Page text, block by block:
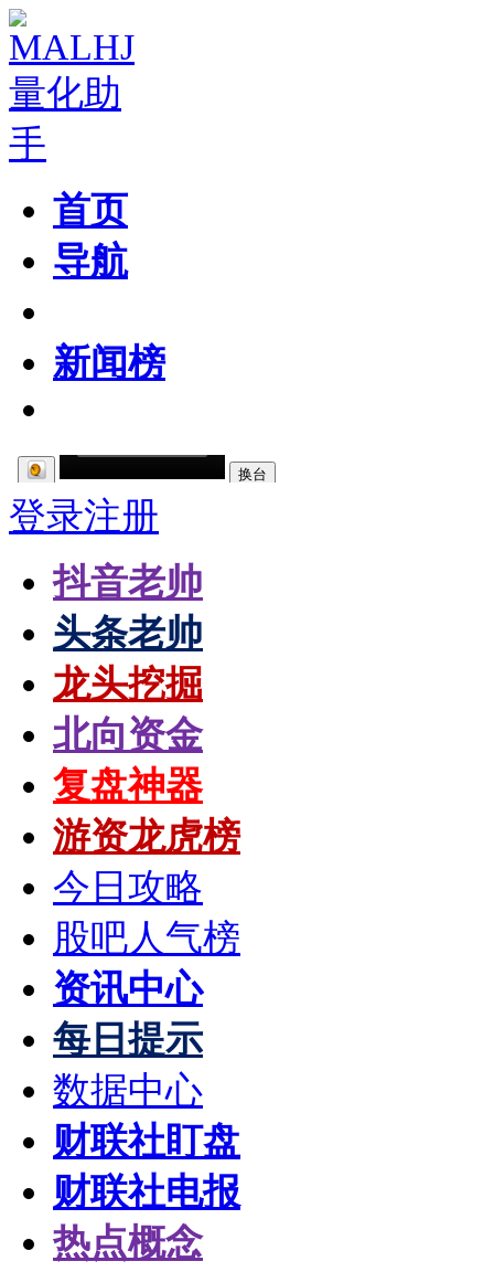
首页
导航
新闻榜
登录注册
抖音老帅
头条老帅
龙头挖掘
北向资金
复盘神器
游资龙虎榜
今日攻略
股吧人气榜
资讯中心
每日提示
数据中心
财联社盯盘
财联社电报
热点概念